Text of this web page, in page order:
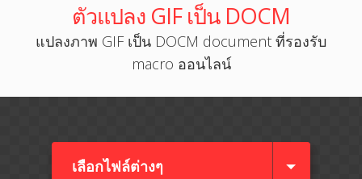
ตัวแปลง GIF เป็น DOCM
แปลงภาพ GIF เป็น DOCM document ที่รองรับ
macro ออนไลน์
เลือกไฟล์ต่างๆ​